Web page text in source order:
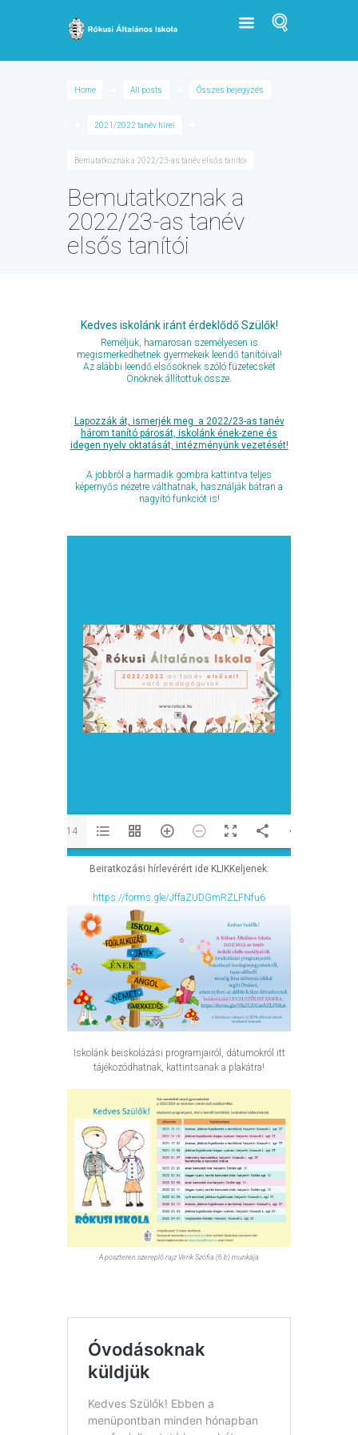
Home All posts Összes bejegyzés
2021/2022 tanév hírei
Bemutatkoznak a 2022/23-as tanév elsős tanítói
Bemutatkoznak a
2022/23-as tanév
elsős tanítói
Kedves iskolánk iránt érdeklődő Szülők!
Reméljük, hamarosan személyesen is
megismerkedhetnek gyermekeik leendő tanítóival!
Az alábbi leendő elsősöknek szóló füzetecskét
Önöknek állítottuk össze.
Lapozzák át, ismerjék meg a 2022/23-as tanév
három tanító párosát, iskolánk ének-zene és
idegen nyelv oktatását, intézményünk vezetését!
A jobbról a harmadik gombra kattintva teljes
képernyős nézetre válthatnak, használják bátran a
nagyító funkciót is!
1/14
Beiratkozási hírlevérért ide KLIKKeljenek:
https://forms.gle/JffaZUDGmRZLFNfu6
Iskolánk beiskolázási programjairól, dátumokról itt
tájékozódhatnak, kattintsanak a plakátra!
A poszteren szereplő rajz Verik Szófia (6.b) munkája